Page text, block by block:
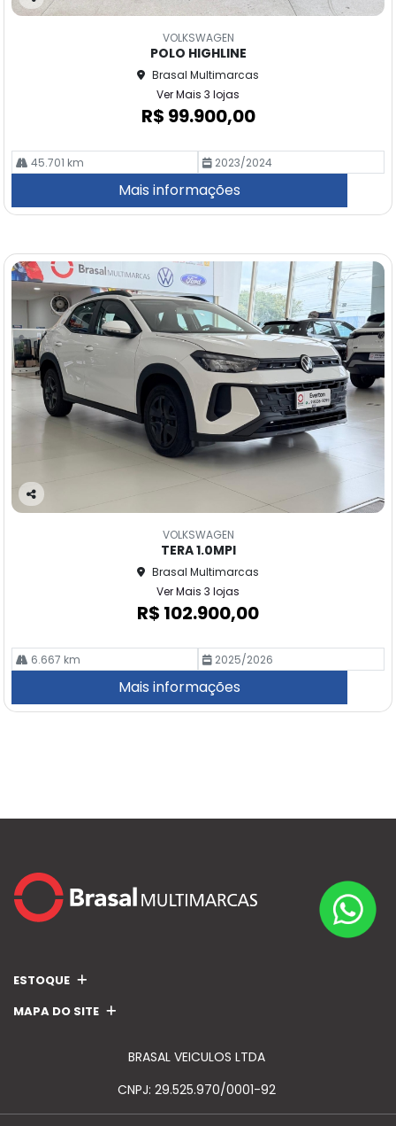
Co
VOLKSWAGEN
POLO HIGHLINE
Brasal Multimarcas
Ver Mais 3 lojas
R$ 99.900,00
45.701 km 2023/2024
Mais informações
Co
VOLKSWAGEN
TERA 1.0MPI
Brasal Multimarcas
Ver Mais 3 lojas
R$ 102.900,00
6.667 km 2025/2026
Mais informações
ESTOQUE
MAPA DO SITE
BRASAL VEICULOS LTDA
CNPJ: 29.525.970/0001-92